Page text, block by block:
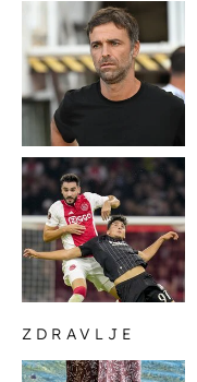
ZDRAVLJE